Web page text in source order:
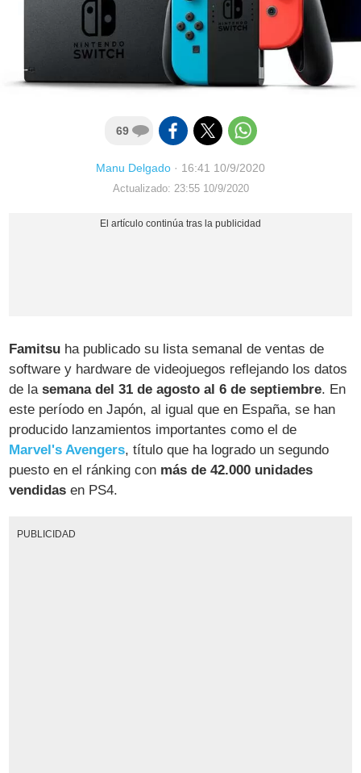
69
Manu Delgado · 16:41 10/9/2020
Actualizado: 23:55 10/9/2020
Famitsu ha publicado su lista semanal de ventas de
software y hardware de videojuegos reflejando los datos
de lasemana del 31 de agosto al 6 de septiembre. En
este período en Japón, al igual que en España, se han
producido lanzamientos importantes como el de
Marvel's Avengers, título que ha logrado un segundo
puesto en el ránking con más de 42.000 unidades
vendidas en PS4.
PUBLICIDAD